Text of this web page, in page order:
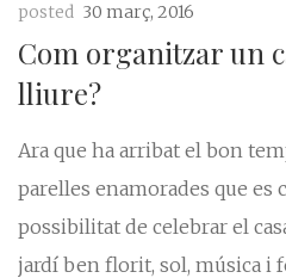
posted 30 març, 2016
Com organitzar un
lliure?
Ara que ha arribat el bon
parelles enamorades que es
possibilitat de celebrar el
jardí ben florit, sol, música i